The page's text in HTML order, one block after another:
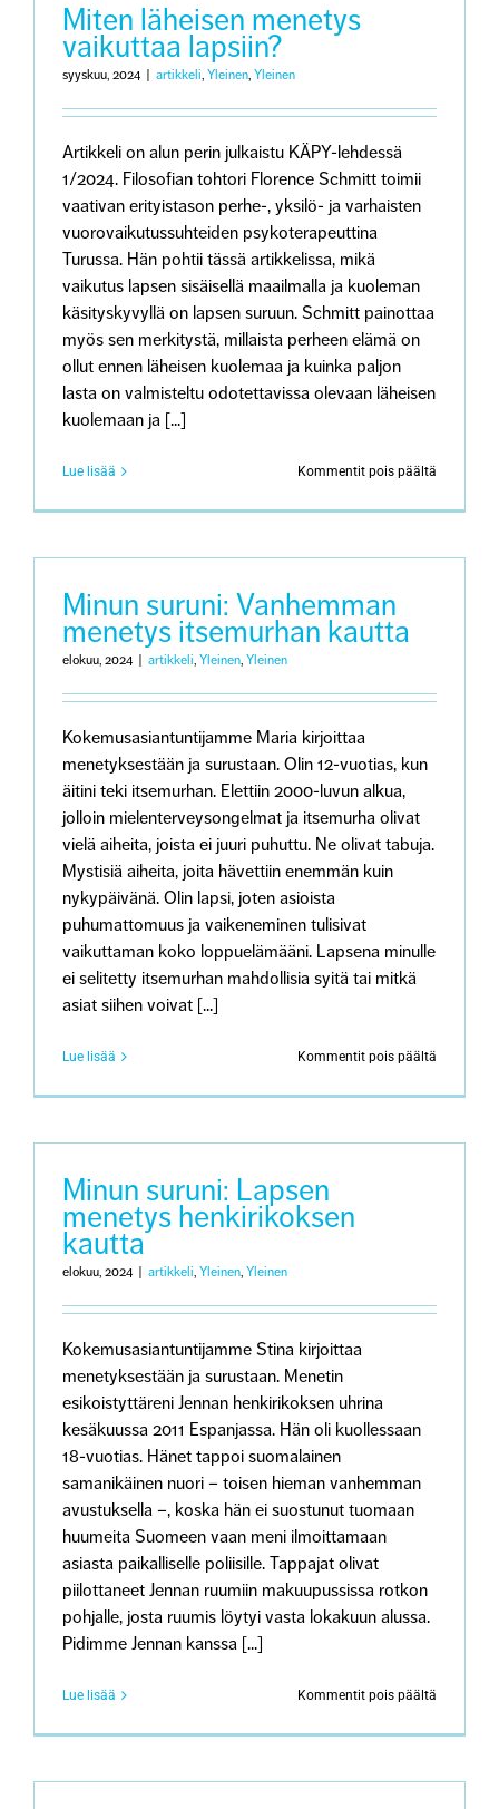
Miten läheisen menetys
vaikuttaa lapsiin?
syyskuu, 2024 artikkeli, Yleinen, Yleinen
Artikkeli on alun perin julkaistu KÄPY-lehdessä
1/2024. Filosofian tohtori Florence Schmitt toimii
vaativan erityistason perhe-, yksilö- ja varhaisten
vuorovaikutussuhteiden psykoterapeuttina
Turussa. Hän pohtii tässä artikkelissa, mikä
vaikutus lapsen sisäisellä maailmalla ja kuoleman
käsityskyvyllä on lapsen suruun. Schmitt painottaa
myös sen merkitystä, millaista perheen elämä on
ollut ennen läheisen kuolemaa ja kuinka paljon
lasta on valmisteltu odotettavissa olevaan läheisen
kuolemaan ja [...]
Lue lisää Kommentit pois päältä
läheisen
Minun suruni: Vanhemman
menetys itsemurhan kautta
elokuu, 2024 artikkeli, Yleinen, Yleinen
Kokemusasiantuntijamme Maria kirjoittaa
menetyksestään ja surustaan. Olin 12-vuotias, kun
äitini teki itsemurhan. Elettiin 2000-luvun alkua,
jolloin mielenterveysongelmat ja itsemurha olivat
vielä aiheita, joista ei juuri puhuttu. Ne olivat tabuja.
Mystisiä aiheita, joita hävettiin enemmän kuin
nykypäivänä. Olin lapsi, joten asioista
puhumattomuus ja vaikeneminen tulisivat
vaikuttaman koko loppuelämääni. Lapsena minulle
ei selitetty itsemurhan mahdollisia syitä tai mitkä
asiat siihen voivat [...]
Lue lisää Kommentit pois päältä
suruni:
Minun suruni: Lapsen
menetys henkirikoksen
kautta
elokuu, 2024 artikkeli, Yleinen, Yleinen
Kokemusasiantuntijamme Stina kirjoittaa
menetyksestään ja surustaan. Menetin
esikoistyttäreni Jennan henkirikoksen uhrina
kesäkuussa 2011 Espanjassa. Hän oli kuollessaan
18-vuotias. Hänet tappoi suomalainen
samanikäinen nuori – toisen hieman vanhemman
avustuksella –, koska hän ei suostunut tuomaan
huumeita Suomeen vaan meni ilmoittamaan
asiasta paikalliselle poliisille. Tappajat olivat
piilottaneet Jennan ruumiin makuupussissa rotkon
pohjalle, josta ruumis löytyi vasta lokakuun alussa.
Pidimme Jennan kanssa [...]
Lue lisää Kommentit pois päältä
suruni: